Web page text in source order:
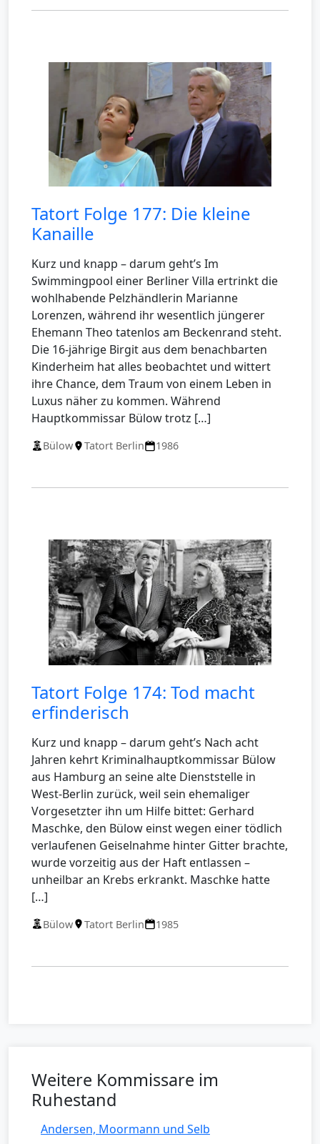
Tatort Folge 177: Die kleine
Kanaille
Kurz und knapp – darum geht’s Im
Swimmingpool einer Berliner Villa ertrinkt die
wohlhabende Pelzhändlerin Marianne
Lorenzen, während ihr wesentlich jüngerer
Ehemann Theo tatenlos am Beckenrand steht.
Die 16-jährige Birgit aus dem benachbarten
Kinderheim hat alles beobachtet und wittert
ihre Chance, dem Traum von einem Leben in
Luxus näher zu kommen. Während
Hauptkommissar Bülow trotz […]
Bülow Tatort Berlin 1986
Tatort Folge 174: Tod macht
erfinderisch
Kurz und knapp – darum geht’s Nach acht
Jahren kehrt Kriminalhauptkommissar Bülow
aus Hamburg an seine alte Dienststelle in
West-Berlin zurück, weil sein ehemaliger
Vorgesetzter ihn um Hilfe bittet: Gerhard
Maschke, den Bülow einst wegen einer tödlich
verlaufenen Geiselnahme hinter Gitter brachte,
wurde vorzeitig aus der Haft entlassen –
unheilbar an Krebs erkrankt. Maschke hatte
[…]
Bülow Tatort Berlin 1985
Weitere Kommissare im
Ruhestand
Andersen, Moormann und Selb